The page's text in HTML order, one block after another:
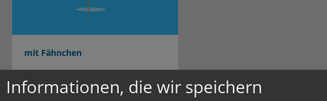
mit Fähnchen
Zahnstocher mit Fähnchen von Druckerei
Finken in Nettetal
Informationen, die wir speichern